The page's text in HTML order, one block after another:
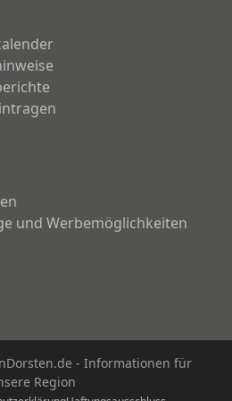
und Werbemöglichkeiten
- Informationen für
Region